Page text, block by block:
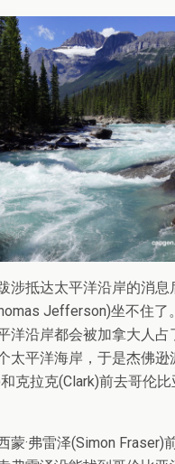
涉抵达太平洋沿岸的消息
Jefferson)坐不住了
洋沿岸都会被加拿大人占
太平洋海岸，于是杰佛逊
克拉克(Clark)前去哥伦
蒙·弗雷泽(Simon Fraser)